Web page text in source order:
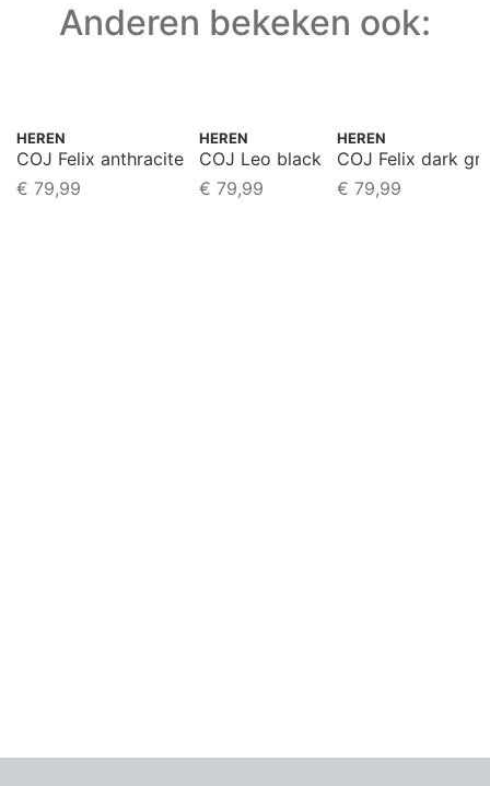
Anderen bekeken ook:
HEREN
COJ Felix anthracite
€ 79,99
HEREN
COJ Leo black
€ 79,99
HEREN
COJ Felix dark
€ 79,99